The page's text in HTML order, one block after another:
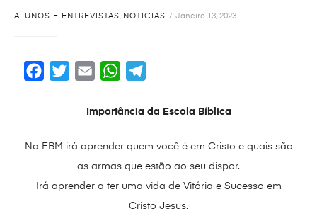
ALUNOS E ENTREVISTAS NOTICIAS Janeiro 13, 2023
b
o
t
r
a
l
W
a
s
A
p
l
g
r
a
m
Importância da Escola Bíblica
Na EBM irá aprender quem você é em Cristo e quais são
as armas que estão ao seu dispor.
Irá aprender a ter uma vida de Vitória e Sucesso em
Cristo Jesus.